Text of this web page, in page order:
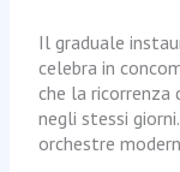
Il graduale
celebra in
che la ricorrenza
negli stessi
orchestre